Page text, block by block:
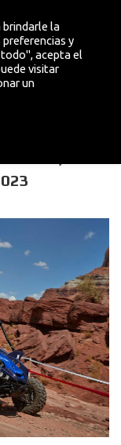
brindarle la
y
acepta el
visitar
un